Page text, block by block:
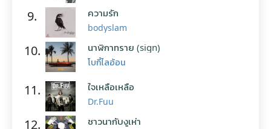
9. ความรัก
bodyslam
10. นาฬิกาทราย (sign)
โบกี้ไลอ้อน
11. ใจเหลือเหลือ
Dr.Fuu
12. ชาวนากับงูเห่า